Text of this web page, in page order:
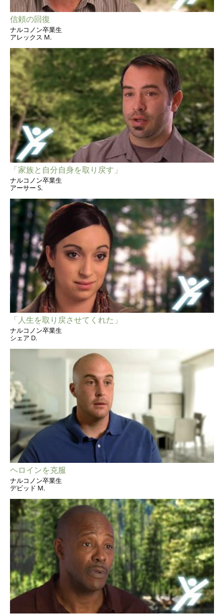
信頼の回復
ナルコノン卒業生
アレックス M.
「家族と自分自身を取り戻す」
ナルコノン卒業生
アーサー S.
「人生を取り戻させてくれた」
ナルコノン卒業生
シェア D.
ヘロインを克服
ナルコノン卒業生
デビッド M.